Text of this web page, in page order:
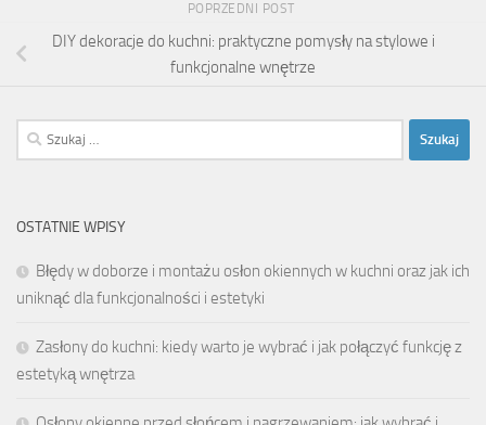
POPRZEDNI POST
DIY dekoracje do kuchni: praktyczne pomysły na stylowe i
funkcjonalne wnętrze
Szukaj:
OSTATNIE WPISY
Błędy w doborze i montażu osłon okiennych w kuchni oraz jak ich
uniknąć dla funkcjonalności i estetyki
Zasłony do kuchni: kiedy warto je wybrać i jak połączyć funkcję z
estetyką wnętrza